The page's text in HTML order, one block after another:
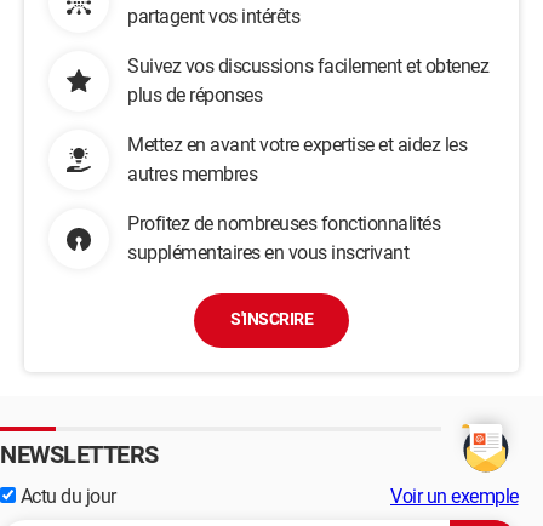
partagent vos intérêts
Suivez vos discussions facilement et obtenez
plus de réponses
Mettez en avant votre expertise et aidez les
autres membres
Profitez de nombreuses fonctionnalités
supplémentaires en vous inscrivant
S'INSCRIRE
NEWSLETTERS
Actu du jour Voir un exemple